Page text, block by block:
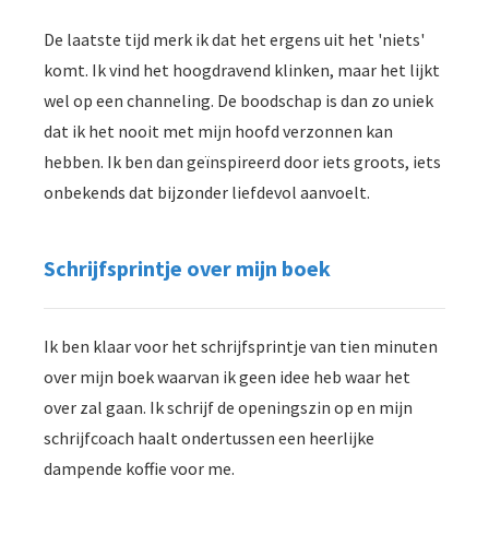
De laatste tijd merk ik dat het ergens uit het 'niets'
komt. Ik vind het hoogdravend klinken, maar het lijkt
wel op een channeling. De boodschap is dan zo uniek
dat ik het nooit met mijn hoofd verzonnen kan
hebben. Ik ben dan geïnspireerd door iets groots, iets
onbekends dat bijzonder liefdevol aanvoelt.
Schrijfsprintje over mijn boek
Ik ben klaar voor het schrijfsprintje van tien minuten
over mijn boek waarvan ik geen idee heb waar het
over zal gaan. Ik schrijf de openingszin op en mijn
schrijfcoach haalt ondertussen een heerlijke
dampende koffie voor me.